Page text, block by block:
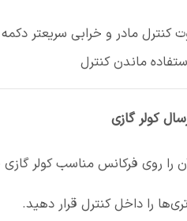
کنترل مادر و خرابی سریعتر
ماندن کنترل
کولر گازی
آن را روی فرکانس مناسب کولر
را داخل کنترل قرار دهید.